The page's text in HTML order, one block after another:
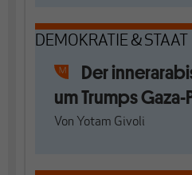
DEMOKRATIE & STAAT
Der
um Trumps Gaza-
Von Yotam Givoli